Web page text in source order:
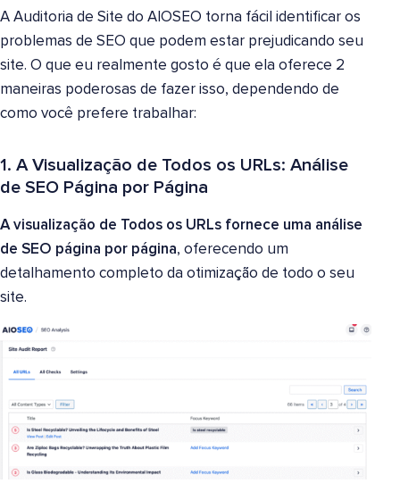
A Auditoria de Site do AIOSEO torna fácil identificar os
problemas de SEO que podem estar prejudicando seu
site. O que eu realmente gosto é que ela oferece 2
maneiras poderosas de fazer isso, dependendo de
como você prefere trabalhar:
1. A Visualização de Todos os URLs: Análise
de SEO Página por Página
A visualização de Todos os URLs fornece uma análise
de SEO página por página, oferecendo um
detalhamento completo da otimização de todo o seu
site.